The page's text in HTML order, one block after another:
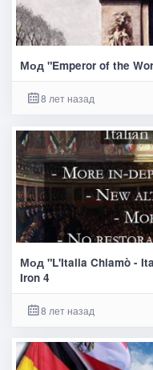
Мод "Emperor of the
8 лет назад
Мод "L'Italia Chiamò -
Iron 4
8 лет назад